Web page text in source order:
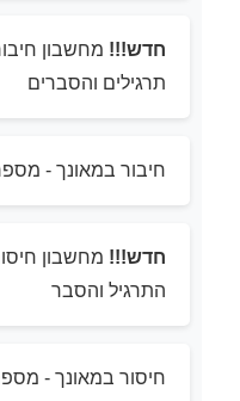
חדש!!! מחשבון
תרגילים והסברים
חיבור במאונך - מספרים
חדש!!! מחשבון
התרגיל והסבר
חיסור במאונך - מספרים